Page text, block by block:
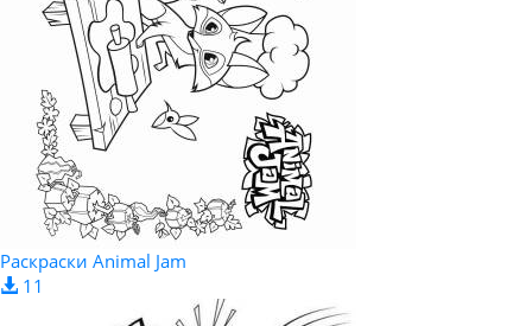
Раскраски Animal Jam
11